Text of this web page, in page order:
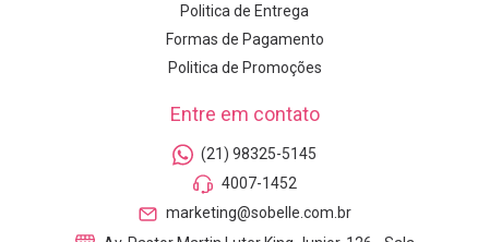
Politica de Entrega
Formas de Pagamento
Politica de Promoções
Entre em contato
(21) 98325-5145
4007-1452
marketing@sobelle.com.br